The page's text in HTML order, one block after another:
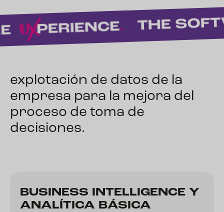
explotación de datos de la
empresa para la mejora del
proceso de toma de
decisiones.
BUSINESS INTELLIGENCE Y
ANALÍTICA BÁSICA